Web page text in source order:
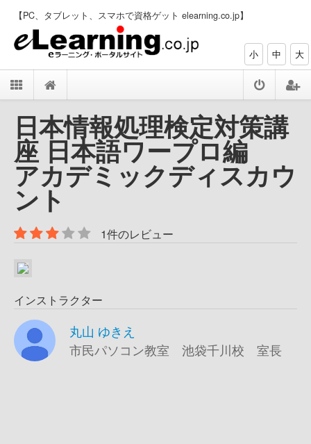
【PC、タブレット、スマホで資格ゲット elearning.co.jp】
小 中 大
日本情報処理検定対策講
座 日本語ワープロ編
アカデミックディスカウ
ント
1件のレビュー
インストラクター
丸山 ゆきえ
市民パソコン教室 池袋千川校 室長